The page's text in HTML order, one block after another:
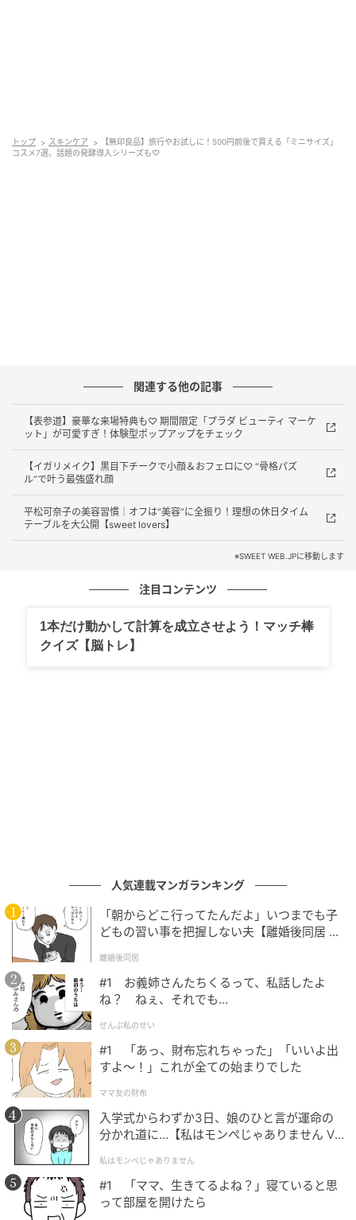
の。
【クレンジング】天然由来成分*100％の肌にやさしい
トップ スキンケア
【無印良品】旅行やお試しに！500円前後で買える「ミニサイズ」
コスメ7選。話題の発酵導入シリーズも♡
関連する他の記事
【表参道】豪華な来場特典も♡ 期間限定「プラダ ビューティ マーケ
ット」が可愛すぎ！体験型ポップアップをチェック
【イガリメイク】黒目下チークで小顔＆おフェロに♡ “骨格パズ
ル”で叶う最強盛れ顔
平松可奈子の美容習慣｜オフは“美容”に全振り！理想の休日タイム
テーブルを大公開【sweet lovers】
※SWEET WEB.JPに移動します
注目コンテンツ
1本だけ動かして計算を成立させよう！マッチ棒
クイズ【脳トレ】
人気連載マンガランキング
「朝からどこ行ってたんだよ」いつまでも子
どもの習い事を把握しない夫【離婚後同居 Vo
離婚後同居
#1 お義姉さんたちくるって、私話したよ
ね？ ねぇ、それでも…
ぜんぶ私のせい
#1 「あっ、財布忘れちゃった」「いいよ出
すよ〜！」これが全ての始まりでした
ママ友の財布
入学式からわずか3日、娘のひと言が運命の
分かれ道に…【私はモンペじゃありません Vo
私はモンペじゃありません
#1 「ママ、生きてるよね？」寝ていると思
って部屋を開けたら